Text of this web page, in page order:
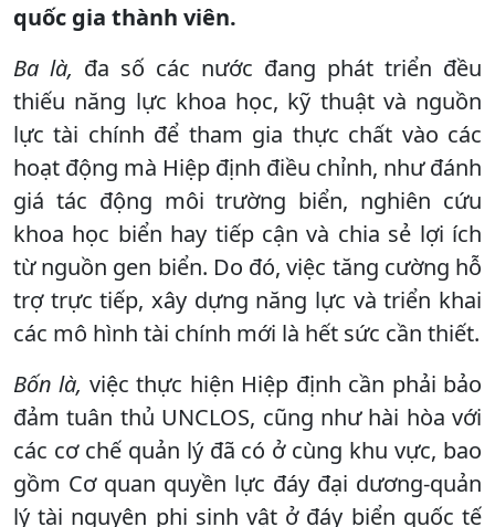
quốc gia thành viên.
Ba là, đa số các nước đang phát triển đều
thiếu năng lực khoa học, kỹ thuật và nguồn
lực tài chính để tham gia thực chất vào các
hoạt động mà Hiệp định điều chỉnh, như đánh
giá tác động môi trường biển, nghiên cứu
khoa học biển hay tiếp cận và chia sẻ lợi ích
từ nguồn gen biển. Do đó, việc tăng cường hỗ
trợ trực tiếp, xây dựng năng lực và triển khai
các mô hình tài chính mới là hết sức cần thiết.
Bốn là, việc thực hiện Hiệp định cần phải bảo
đảm tuân thủ UNCLOS, cũng như hài hòa với
các cơ chế quản lý đã có ở cùng khu vực, bao
gồm Cơ quan quyền lực đáy đại dương-quản
lý tài nguyên phi sinh vật ở đáy biển quốc tế